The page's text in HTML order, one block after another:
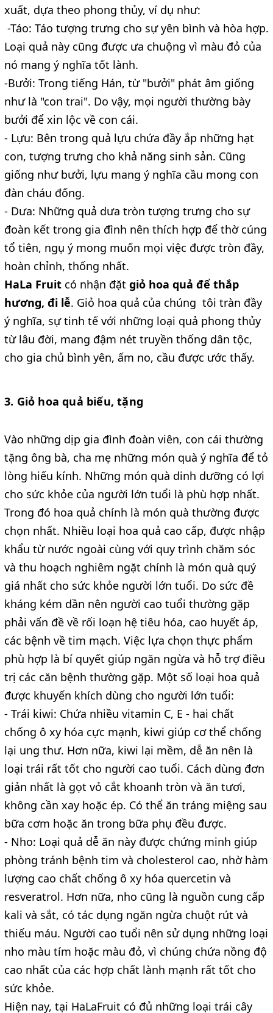
xuất, dựa theo phong thủy, ví dụ như:
-Táo: Táo tượng trưng cho sự yên bình và hòa hợp.
Loại quả này cũng được ưa chuộng vì màu đỏ của
nó mang ý nghĩa tốt lành.
-Bưởi: Trong tiếng Hán, từ "bưởi" phát âm giống
như là "con trai". Do vậy, mọi người thường bày
bưởi để xin lộc về con cái.
- Lựu: Bên trong quả lựu chứa đầy ắp những hạt
con, tượng trưng cho khả năng sinh sản. Cũng
giống như bưởi, lựu mang ý nghĩa cầu mong con
đàn cháu đống.
- Dưa: Những quả dưa tròn tượng trưng cho sự
đoàn kết trong gia đình nên thích hợp để thờ cúng
tổ tiên, ngụ ý mong muốn mọi việc được tròn đầy,
hoàn chỉnh, thống nhất.
HaLa Fruit có nhận đặt giỏ hoa quả để thắp
hương, đi lễ. Giỏ hoa quả của chúng tôi tràn đầy
ý nghĩa, sự tinh tế với những loại quả phong thủy
từ lâu đời, mang đậm nét truyền thống dân tộc,
cho gia chủ bình yên, ấm no, cầu được ước thấy.
3. Giỏ hoa quả biếu, tặng
Vào những dịp gia đình đoàn viên, con cái thường
tặng ông bà, cha mẹ những món quà ý nghĩa để tỏ
lòng hiếu kính. Những món quà dinh dưỡng có lợi
cho sức khỏe của người lớn tuổi là phù hợp nhất.
Trong đó hoa quả chính là món quà thường được
chọn nhất. Nhiều loại hoa quả cao cấp, được nhập
khẩu từ nước ngoài cùng với quy trình chăm sóc
và thu hoạch nghiêm ngặt chính là món quà quý
giá nhất cho sức khỏe người lớn tuổi. Do sức đề
kháng kém dần nên người cao tuổi thường gặp
phải vấn đề về rối loạn hệ tiêu hóa, cao huyết áp,
các bệnh về tim mạch. Việc lựa chọn thực phẩm
phù hợp là bí quyết giúp ngăn ngừa và hỗ trợ điều
trị các căn bệnh thường gặp. Một số loại hoa quả
được khuyến khích dùng cho người lớn tuổi:
- Trái kiwi: Chứa nhiều vitamin C, E - hai chất
chống ô xy hóa cực mạnh, kiwi giúp cơ thể chống
lại ung thư. Hơn nữa, kiwi lại mềm, dễ ăn nên là
loại trái rất tốt cho người cao tuổi. Cách dùng đơn
giản nhất là gọt vỏ cắt khoanh tròn và ăn tươi,
không cần xay hoặc ép. Có thể ăn tráng miệng sau
bữa cơm hoặc ăn trong bữa phụ đều được.
- Nho: Loại quả dễ ăn này được chứng minh giúp
phòng tránh bệnh tim và cholesterol cao, nhờ hàm
lượng cao chất chống ô xy hóa quercetin và
resveratrol. Hơn nữa, nho cũng là nguồn cung cấp
kali và sắt, có tác dụng ngăn ngừa chuột rút và
thiếu máu. Người cao tuổi nên sử dụng những loại
nho màu tím hoặc màu đỏ, vì chúng chứa nồng độ
cao nhất của các hợp chất lành mạnh rất tốt cho
sức khỏe.
Hiện nay, tại HaLaFruit có đủ những loại trái cây